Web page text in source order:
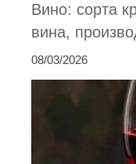
Вино: сорта
вина,
08/03/2026